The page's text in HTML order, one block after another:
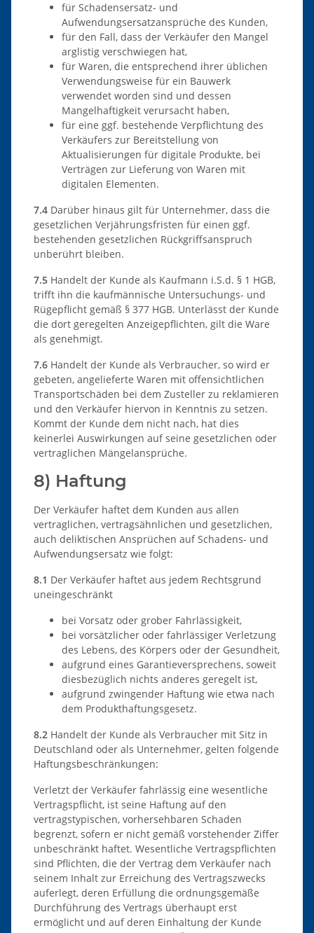
für Schadensersatz- und
Aufwendungsersatzansprüche des Kunden,
für den Fall, dass der Verkäufer den Mangel
arglistig verschwiegen hat,
für Waren, die entsprechend ihrer üblichen
Verwendungsweise für ein Bauwerk
verwendet worden sind und dessen
Mangelhaftigkeit verursacht haben,
für eine ggf. bestehende Verpflichtung des
Verkäufers zur Bereitstellung von
Aktualisierungen für digitale Produkte, bei
Verträgen zur Lieferung von Waren mit
digitalen Elementen.
7.4 Darüber hinaus gilt für Unternehmer, dass die
gesetzlichen Verjährungsfristen für einen ggf.
bestehenden gesetzlichen Rückgriffsanspruch
unberührt bleiben.
7.5 Handelt der Kunde als Kaufmann i.S.d. § 1 HGB,
trifft ihn die kaufmännische Untersuchungs- und
Rügepflicht gemäß § 377 HGB. Unterlässt der Kunde
die dort geregelten Anzeigepflichten, gilt die Ware
als genehmigt.
7.6 Handelt der Kunde als Verbraucher, so wird er
gebeten, angelieferte Waren mit offensichtlichen
Transportschäden bei dem Zusteller zu reklamieren
und den Verkäufer hiervon in Kenntnis zu setzen.
Kommt der Kunde dem nicht nach, hat dies
keinerlei Auswirkungen auf seine gesetzlichen oder
vertraglichen Mängelansprüche.
8) Haftung
Der Verkäufer haftet dem Kunden aus allen
vertraglichen, vertragsähnlichen und gesetzlichen,
auch deliktischen Ansprüchen auf Schadens- und
Aufwendungsersatz wie folgt:
8.1 Der Verkäufer haftet aus jedem Rechtsgrund
uneingeschränkt
bei Vorsatz oder grober Fahrlässigkeit,
bei vorsätzlicher oder fahrlässiger Verletzung
des Lebens, des Körpers oder der Gesundheit,
aufgrund eines Garantieversprechens, soweit
diesbezüglich nichts anderes geregelt ist,
aufgrund zwingender Haftung wie etwa nach
dem Produkthaftungsgesetz.
8.2 Handelt der Kunde als Verbraucher mit Sitz in
Deutschland oder als Unternehmer, gelten folgende
Haftungsbeschränkungen:
Verletzt der Verkäufer fahrlässig eine wesentliche
Vertragspflicht, ist seine Haftung auf den
vertragstypischen, vorhersehbaren Schaden
begrenzt, sofern er nicht gemäß vorstehender Ziffer
unbeschränkt haftet. Wesentliche Vertragspflichten
sind Pflichten, die der Vertrag dem Verkäufer nach
seinem Inhalt zur Erreichung des Vertragszwecks
auferlegt, deren Erfüllung die ordnungsgemäße
Durchführung des Vertrags überhaupt erst
ermöglicht und auf deren Einhaltung der Kunde